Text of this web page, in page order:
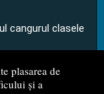
plasarea de
și a
cangurul clasele